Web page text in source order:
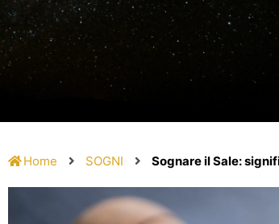
Home SOGNI Sognare il Sale: